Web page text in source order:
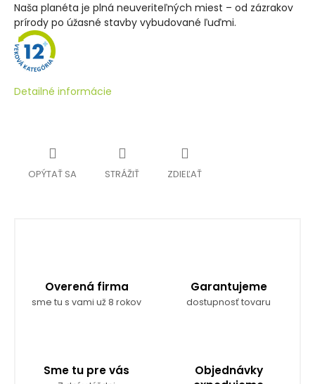
Naša planéta je plná neuveriteľných miest – od zázrakov
prírody po úžasné stavby vybudované ľuďmi.
Detailné informácie
OPÝTAŤ SA STRÁŽIŤ ZDIEĽAŤ
Overená firma
sme tu s vami už 8 rokov
Garantujeme
dostupnosť tovaru
Sme tu pre vás
Objednávky